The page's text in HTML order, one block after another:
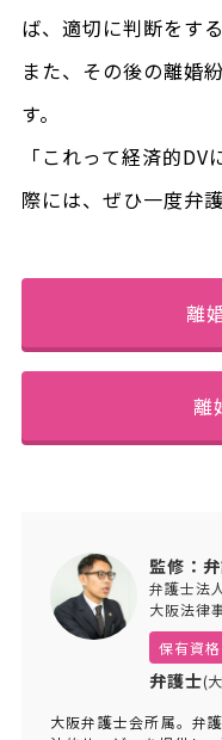
ば、適切に判断をす
また、その後の離婚
す。
「これって経済的
際には、ぜひ一度弁
離
離
監修：
弁護士法
大阪法律
保有資格
弁護士(
大阪弁護士会所属。弁